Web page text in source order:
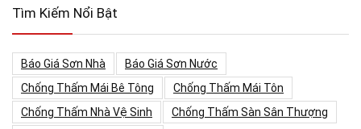
Tìm Kiếm Nổi Bật
Báo Giá Sơn Nhà
Báo Giá Sơn Nước
Chống Thấm Mái Bê Tông
Chống Thấm Mái Tôn
Chống Thấm Nhà Vệ Sinh
Chống Thấm Sàn Sân Thượng